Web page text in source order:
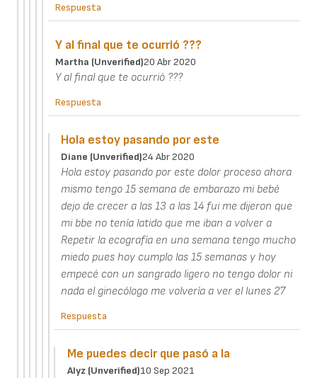
Respuesta
Y al final que te ocurrió ???
Martha (unverified)20 Abr 2020
Y al final que te ocurrió ???
Respuesta
Hola estoy pasando por este
Diane (unverified)24 Abr 2020
Hola estoy pasando por este dolor proceso ahora
mismo tengo 15 semana de embarazo mi bebé
dejo de crecer a las 13 a las 14 fui me dijeron que
mi bbe no tenía latido que me iban a volver a
Repetir la ecografía en una semana tengo mucho
miedo pues hoy cumplo las 15 semanas y hoy
empecé con un sangrado ligero no tengo dolor ni
nada el ginecólogo me volvería a ver el lunes 27
Respuesta
Me puedes decir que pasó a la
Alyz (unverified)10 Sep 2021